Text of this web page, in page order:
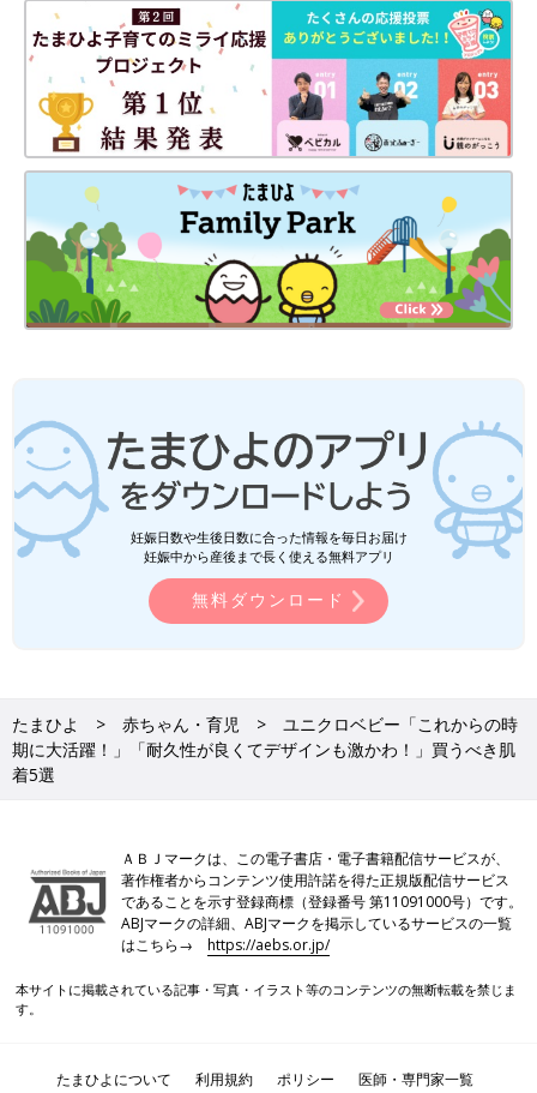
妊娠日数や生後日数に合った情報を毎日お届け
妊娠中から産後まで長く使える無料アプリ
無料ダウンロード
たまひよ 赤ちゃん・育児
ユニクロベビー「これからの時
期に大活躍！」「耐久性が良くてデザインも激かわ！」買うべき肌
着5選
ＡＢＪマークは、この電子書店・電子書籍配信サービスが、
著作権者からコンテンツ使用許諾を得た正規版配信サービス
であることを示す登録商標（登録番号 第11091000号）です。
ABJマークの詳細、ABJマークを掲示しているサービスの一覧
はこちら→https://aebs.or.jp/
本サイトに掲載されている記事・写真・イラスト等のコンテンツの無断転載を禁じま
す。
たまひよについて 利用規約 ポリシー 医師・専門家一覧